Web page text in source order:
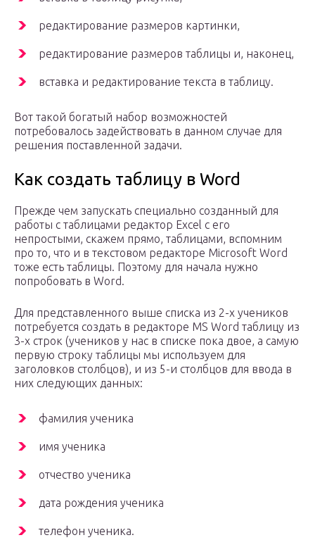
редактирование размеров картинки,
редактирование размеров таблицы и, наконец,
вставка и редактирование текста в таблицу.
Вот такой богатый набор возможностей
потребовалось задействовать в данном случае для
решения поставленной задачи.
Как создать таблицу в Word
Прежде чем запускать специально созданный для
работы с таблицами редактор Excel с его
непростыми, скажем прямо, таблицами, вспомним
про то, что и в текстовом редакторе Microsoft Word
тоже есть таблицы. Поэтому для начала нужно
попробовать в Word.
Для представленного выше списка из 2-х учеников
потребуется создать в редакторе MS Word таблицу из
3-х строк (учеников у нас в списке пока двое, а самую
первую строку таблицы мы используем для
заголовков столбцов), и из 5-и столбцов для ввода в
них следующих данных:
фамилия ученика
имя ученика
отчество ученика
дата рождения ученика
телефон ученика.